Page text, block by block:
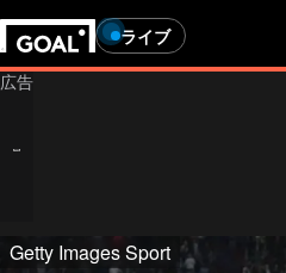
ライブ
Getty Images Sport